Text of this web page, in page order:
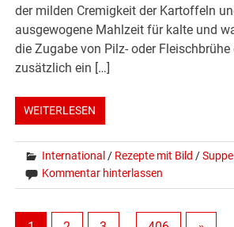
der milden Cremigkeit der Kartoffeln
ausgewogene Mahlzeit für kalte und
die Zugabe von Pilz- oder
zusätzlich ein […]
WEITERLESEN
International / Rezepte mit Bild /
Kommentar hinterlassen